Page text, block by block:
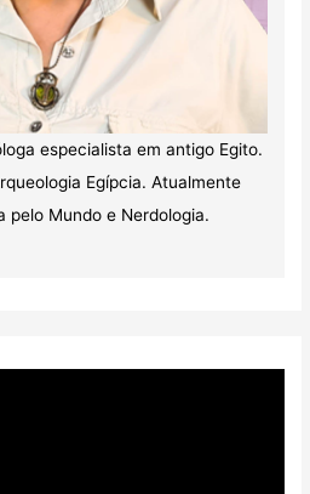
especialista em antigo Egito.
Egípcia. Atualmente
pelo Mundo e Nerdologia.